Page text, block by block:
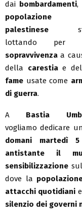
dai bombardamenti,
popolazione
palestinese
lottando per
sopravvivenza a
della carestiae
fame usate come
di guerra.
A Bastia
vogliamo dedicare
domani martedì
antistante il
sensibilizzazione
dove la
attacchi quotidiani
silenzio dei governi